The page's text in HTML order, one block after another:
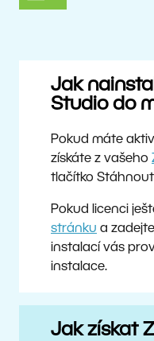
Jak
Studio do
Pokud máte
získáte z vašeho
tlačítko
Pokud licenci
stránku a
instalací vás
instalace.
Jak získat